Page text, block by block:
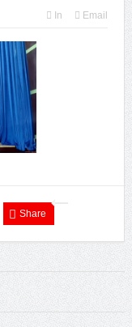
In Email
Share